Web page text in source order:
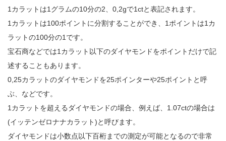
1カラットは1グラムの10分の2、0,2gで1ctと表記されます。
1カラットは100ポイントに分割することができ、1ポイントは1カ
ラットの100分の1です。
宝石商などでは1カラット以下のダイヤモンドをポイントだけで記
述することもあります。
0,25カラットのダイヤモンドを25ポインターや25ポイントと呼
ぶ、などです。
1カラットを超えるダイヤモンドの場合、例えば、1.07ctの場合は
(イッテンゼロナナカラット)と呼びます。
ダイヤモンドは小数点以下百桁までの測定が可能となるので非常